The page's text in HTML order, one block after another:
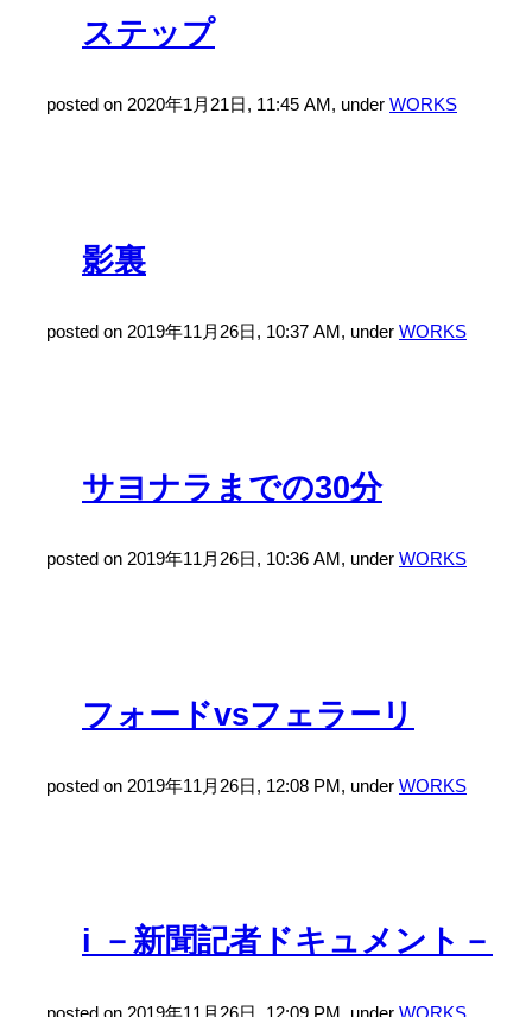
ステップ
posted on 2020年1月21日, 11:45 AM, under WORKS
影裏
posted on 2019年11月26日, 10:37 AM, under WORKS
サヨナラまでの30分
posted on 2019年11月26日, 10:36 AM, under WORKS
フォードvsフェラーリ
posted on 2019年11月26日, 12:08 PM, under WORKS
i －新聞記者ドキュメント－
posted on 2019年11月26日, 12:09 PM, under WORKS